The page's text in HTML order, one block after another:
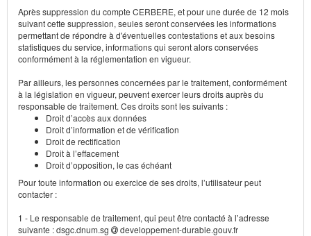
Après suppression du compte CERBERE, et pour une durée de 12 mois
suivant cette suppression, seules seront conservées les informations
permettant de répondre à d'éventuelles contestations et aux besoins
statistiques du service, informations qui seront alors conservées
conformément à la réglementation en vigueur.
Par ailleurs, les personnes concernées par le traitement, conformément
à la législation en vigueur, peuvent exercer leurs droits auprès du
responsable de traitement. Ces droits sont les suivants :
Droit d’accès aux données
Droit d’information et de vérification
Droit de rectification
Droit à l’effacement
Droit d’opposition, le cas échéant
Pour toute information ou exercice de ses droits, l’utilisateur peut
contacter :
1 - Le responsable de traitement, qui peut être contacté à l’adresse
suivante : dsgc.dnum.sg
developpement-durable.gouv.fr